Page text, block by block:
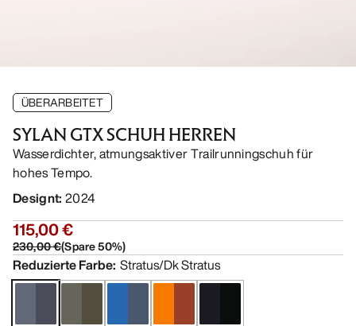
ÜBERARBEITET
SYLAN GTX SCHUH HERREN
Wasserdichter, atmungsaktiver Trailrunningschuh für
hohes Tempo.
Designt: 2024
115,00 €
230,00 €(Spare50%)
Reduzierte Farbe: Stratus/Dk Stratus